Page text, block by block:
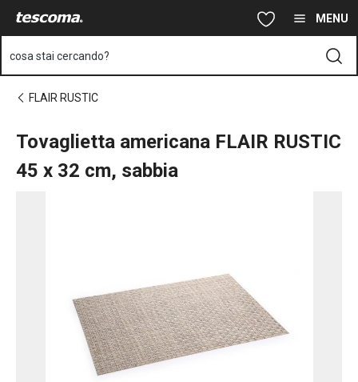
Vai al contenuto principale MENU
cosa stai cercando?
FLAIR RUSTIC
Tovaglietta americana FLAIR RUSTIC
45 x 32 cm, sabbia